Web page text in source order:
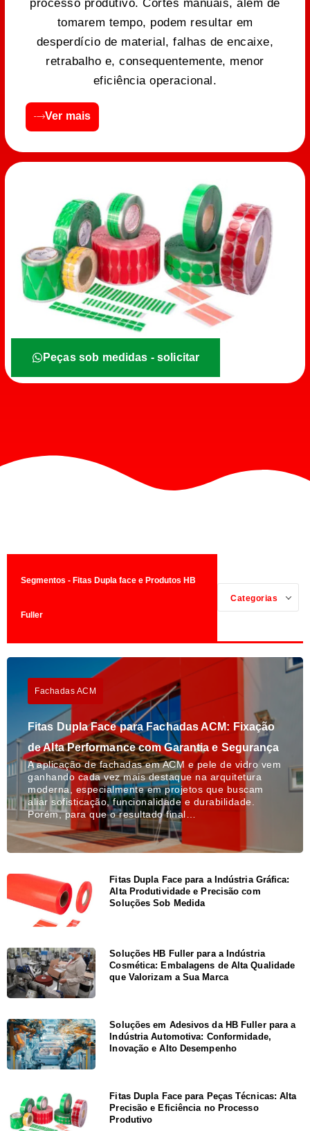
processo produtivo. Cortes manuais, além de
tomarem tempo, podem resultar em
desperdício de material, falhas de encaixe,
retrabalho e, consequentemente, menor
eficiência operacional.
Ver mais
Peças sob medidas - solicitar
Segmentos - Fitas Dupla face e Produtos HB
Fuller
Categorias
Fachadas ACM
Fitas Dupla Face para Fachadas ACM: Fixação
de Alta Performance com Garantia e Segurança
A aplicação de fachadas em ACM e pele de vidro vem
ganhando cada vez mais destaque na arquitetura
moderna, especialmente em projetos que buscam
aliar sofisticação, funcionalidade e durabilidade.
Porém, para que o resultado final…
Fitas Dupla Face para a Indústria Gráfica:
Alta Produtividade e Precisão com
Soluções Sob Medida
Soluções HB Fuller para a Indústria
Cosmética: Embalagens de Alta Qualidade
que Valorizam a Sua Marca
Soluções em Adesivos da HB Fuller para a
Indústria Automotiva: Conformidade,
Inovação e Alto Desempenho
Fitas Dupla Face para Peças Técnicas: Alta
Precisão e Eficiência no Processo
Produtivo